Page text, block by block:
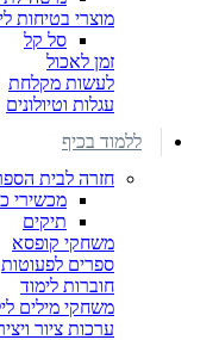
מוצרי בטיחות
סל קל
זמן לאכול
לעשות מקלחת
עגלות וטיולונים
ללמוד בכיף
חזרה לבית
מכשירי
תיקים
משחקי קופסא
ספרים לפעוטות
חוברות לימוד
משחקי מילים
ערכות ציור